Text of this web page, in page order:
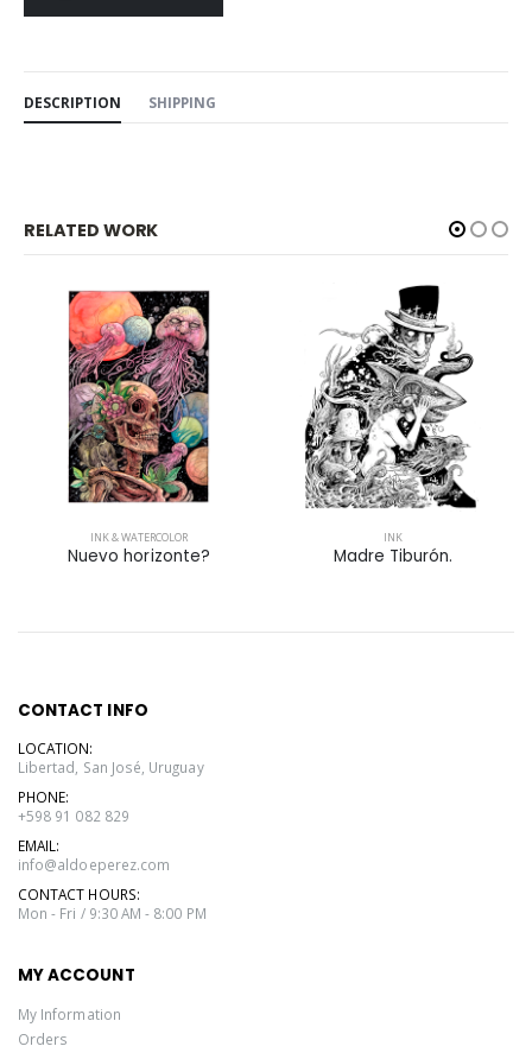
DESCRIPTION SHIPPING
RELATED WORK
INK & WATERCOLOR
Nuevo horizonte?
INK
Madre Tiburón.
CONTACT INFO
LOCATION:
Libertad, San José, Uruguay
PHONE:
+598 91 082 829
EMAIL:
info@aldoeperez.com
CONTACT HOURS:
Mon - Fri / 9:30 AM - 8:00 PM
MY ACCOUNT
My Information
Orders